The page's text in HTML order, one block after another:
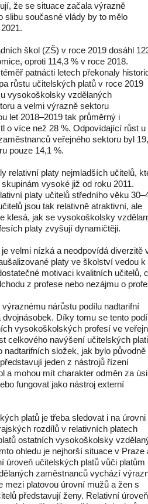
že se situace začala výrazně
slibu současné vlády by to mělo
škol (ZŠ) v roce 2019 dosáhl
oproti 114,3 % v roce 2018.
patnácti letech překonaly
růstu učitelských platů v roce 2019
vysokoškolsky vzdělaných
a velmi výrazně sektoru
let 2018–2019 tak průměrný i
o více než 28 %. Odpovídající růst u
veřejného sektoru byl
pouze 14,1 %.
relativní platy nejmladších učitelů,
vysoké již od roku 2011.
platy učitelů středního věku
jsou tak relativně atraktivní, ale
klesá, jak se vysokoškolsky
platy zvyšují dynamičtěji.
velmi nízká a neodpovídá diverzitě
platy ve školství vedou k
motivaci kvalitních učitelů,
z profese nebo nezájmu o
nárůstu podílu nadtarifní
Díky tomu se tento
vysokoškolských profesí ve
celkového navýšení učitelských
nadtarifních složek, jak bylo původně
jeden z nástrojů řízení
a mohou mít charakter odměn za
fungovat jako nástroj externí
platů je třeba sledovat i na úrovni
rozdílů v relativních platech
ostatních vysokoškolsky
ohledu je nejhorší situace v Praze
úroveň učitelských platů vůči platům
zaměstnanců vychází
mezi platovou úrovní mužů a žen s
představují ženy. Relativní úroveň